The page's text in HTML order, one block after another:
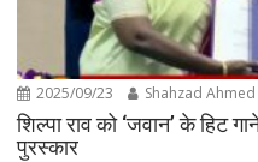
2025/09/23 Shahzad Ahmed
शिल्पा राव को ‘जवान’ के हिट
पुरस्कार